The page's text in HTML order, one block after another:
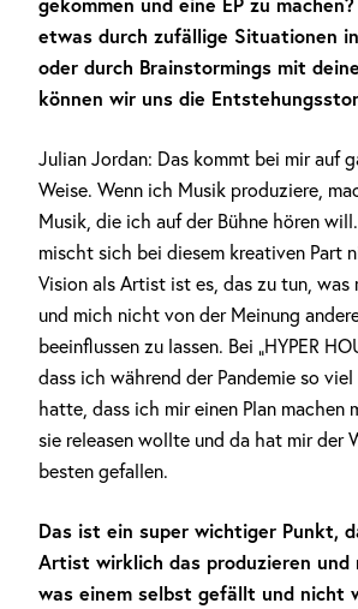
etwas durch zufällige Situationen
oder durch Brainstormings mit
können wir uns die
Julian Jordan: Das kommt bei mir auf
Weise. Wenn ich Musik produziere,
Musik, die ich auf der Bühne hören
mischt sich bei diesem kreativen Part
Vision als Artist ist es, das zu tun, was
und mich nicht von der Meinung
beeinflussen zu lassen. Bei „HYPER
dass ich während der Pandemie so
hatte, dass ich mir einen Plan machen
sie releasen wollte und da hat mir der
besten gefallen.
Das ist ein super wichtiger Punkt,
Artist wirklich das produzieren und
was einem selbst gefällt und nicht